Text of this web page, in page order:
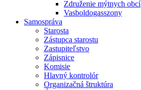
Združenie mýtnych obcí
Vasboldogasszony
Samospráva
Starosta
Zástupca starostu
Zastupiteľstvo
Zápisnice
Komisie
Hlavný kontrolór
Organizačná štruktúra